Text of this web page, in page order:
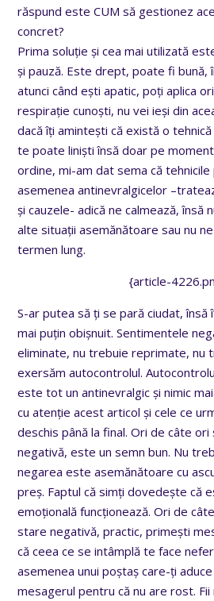
răspund este CUM să gestionez
concret?
Prima soluție și cea mai utilizată
și pauză. Este drept, poate fi bună,
atunci când ești apatic, poți aplica
respirație cunoști, nu vei ieși din
dacă îți amintești că există o
te poate liniști însă doar pe
ordine, mi-am dat sema că
asemenea antinevralgicelor
și cauzele- adică ne calmează, însă
alte situații asemănătoare sau nu
termen lung.
{article-
S-ar putea să ți se pară ciudat, însă
mai puțin obișnuit. Sentimentele
eliminate, nu trebuie reprimate, nu
exersăm autocontrolul.
este tot un antinevralgic și nimic
cu atenție acest articol și cele ce
deschis până la final. Ori de câte
negativă, este un semn bun. Nu
negarea este asemănătoare cu
preș. Faptul că simți dovedește că
emoțională funcționează. Ori de
stare negativă, practic, primești
că ceea ce se intâmplă te face
asemenea unui poștaș care-ți
mesagerul pentru că nu are rost.